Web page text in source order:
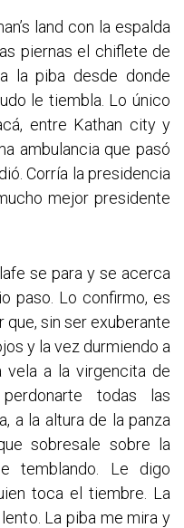
land con la espalda
piernas el chiflete de
la piba desde donde
le tiembla. Lo único
entre Kathan city y
ambulancia que pasó
Corría la presidencia
mejor presidente
se para y se acerca
paso. Lo confirmo, es
sin ser exuberante
y la vez durmiendo a
a la virgencita de
todas las
a la altura de la panza
sobresale sobre la
temblando. Le digo
toca el tiembre. La
La piba me mira y